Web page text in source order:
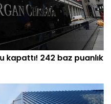
kapattı! 242 baz puanlık